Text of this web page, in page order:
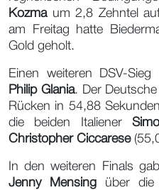
Kozmaum 2,8 Zehntel
am Freitag hatte
Gold geholt.
Einen weiteren DSV-
Philip Glania. Der
Rücken in 54,88
die beiden Italiener
Christopher Ciccarese
In den weiteren Finals
Jenny Mensingüber die